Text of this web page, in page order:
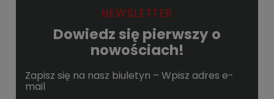
NEWSLETTER
Dowiedz się pierwszy o
nowościach!
Zapisz się na nasz biuletyn – Wpisz adres e-
mail